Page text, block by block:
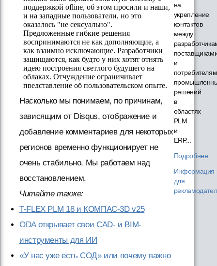
Насколько мы понимаем, по причинам,
зависящим от Disqus, отображение и
добавление комментариев для некоторых
регионов временно функционирует не
очень стабильно. Мы работаем над
восстановлением.
Читайте также:
T-FLEX PLM 18 и КОМПАС-3D v25
ODA открывает свои CAD- и BIM-
инструменты для ИИ
«У нас уже есть СОД» или почему важно
на
укрепление
контактов
между
и
решений
в
областях
PLM
и
ERP...
Подробнее
Информация
для